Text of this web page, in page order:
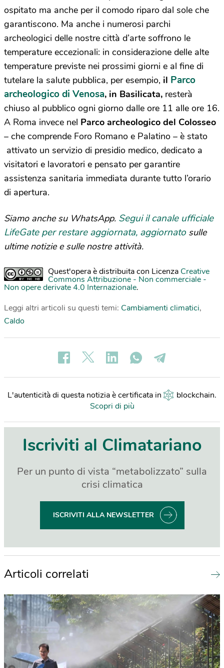
ospitato ma anche per il comodo riparo dal sole che
garantiscono. Ma anche i numerosi parchi
archeologici delle nostre città d’arte soffrono le
temperature eccezionali: in considerazione delle alte
temperature previste nei prossimi giorni e al fine di
tutelare la salute pubblica, per esempio, il Parco
archeologico di Venosa, in Basilicata, resterà
chiuso al pubblico ogni giorno dalle ore 11 alle ore 16.
A Roma invece nel Parco archeologico del Colosseo
– che comprende Foro Romano e Palatino – è stato
attivato un servizio di presidio medico, dedicato a
visitatori e lavoratori e pensato per garantire
assistenza sanitaria immediata durante tutto l’orario
di apertura.
Siamo anche su WhatsApp. Segui il canale ufficiale
LifeGate per restare aggiornata, aggiornato sulle
ultime notizie e sulle nostre attività.
Quest'opera è distribuita con Licenza Creative
Commons Attribuzione - Non commerciale -
Non opere derivate 4.0 Internazionale.
Leggi altri articoli su questi temi: Cambiamenti climatici,
Caldo
L'autenticità di questa notizia è certificata in blockchain.
Scopri di più
Iscriviti al Climatariano
Per un punto di vista “metabolizzato” sulla
crisi climatica
ISCRIVITI ALLA NEWSLETTER
Articoli correlati